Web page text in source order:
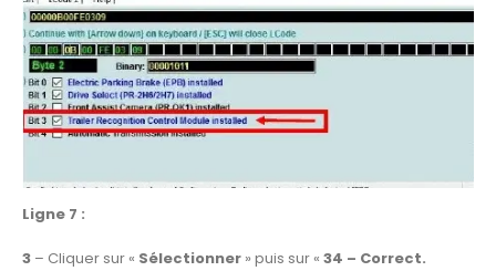
Ligne 7 :
3 – Cliquer sur « Sélectionner » puis sur « 34 – Correct.